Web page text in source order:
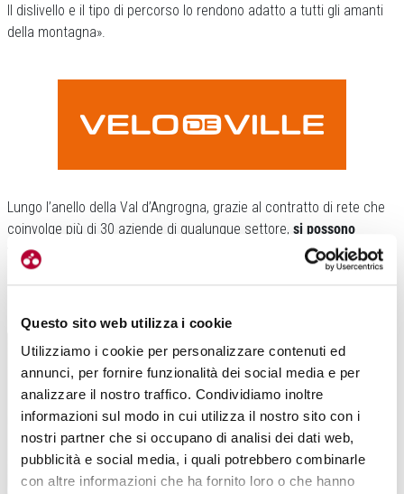
Questo sito web utilizza i cookie
Utilizziamo i cookie per personalizzare contenuti ed
annunci, per fornire funzionalità dei social media e per
analizzare il nostro traffico. Condividiamo inoltre
informazioni sul modo in cui utilizza il nostro sito con i
nostri partner che si occupano di analisi dei dati web,
pubblicità e social media, i quali potrebbero combinarle
con altre informazioni che ha fornito loro o che hanno
Il dislivello e il tipo di percorso lo rendono adatto a tutti gli amanti
della montagna».
Lungo l’anello della Val d’Angrogna, grazie al contratto di rete che
coinvolge più di 30 aziende di qualunque settore, si possono
trovare servizi che lo rendono ancor più accessibile. Si può
affrontare sia con biciclette muscolari sia con e-mtb, ricaricabili